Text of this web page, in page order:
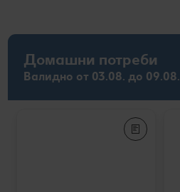
Домашни потреби
Валидно от 03.08. до 09.08.